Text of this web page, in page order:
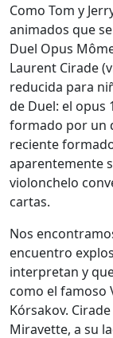
Como Tom y
animados que
Duel Opus
Laurent Cirade
reducida para
de Duel: el opus
formado por un
reciente
aparentemente
violonchelo
cartas.
Nos
encuentro
interpretan y
como el famoso
Kórsakov.
Miravette, a su